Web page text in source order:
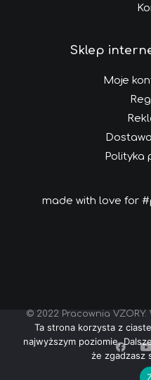
Sklep
Moje
Polityka
made with love for
© 2022 Pracownia
Ta strona korzysta z
najwyższym poziomie.
że zgadzasz